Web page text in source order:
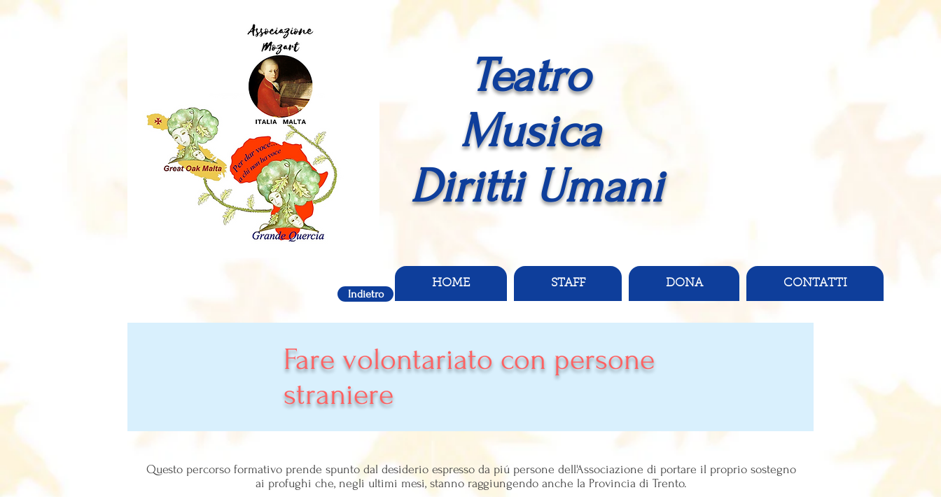
Teatro
Musica
Diritti Umani
HOME STAFF DONA CONTATTI
Indietro
Fare volontariato con persone
straniere
Questo percorso formativo prende spunto dal desiderio espresso da piú persone dell'Associazione di portare il proprio sostegno
ai profughi che, negli ultimi mesi, stanno raggiungendo anche la Provincia di Trento.